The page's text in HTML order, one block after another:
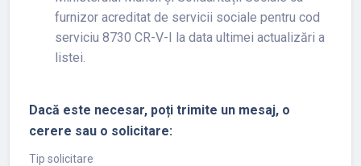
furnizor acreditat de servicii sociale pentru cod
serviciu 8730 CR-V-I la data ultimei actualizări a
listei.
Dacă este necesar, poți trimite un mesaj, o
cerere sau o solicitare:
Tip solicitare